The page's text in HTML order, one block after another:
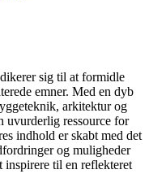
sig til at formidle
emner. Med en dyb
arkitektur og
ressource for
indhold er skabt med det
og muligheder
inspirere til en reflekteret